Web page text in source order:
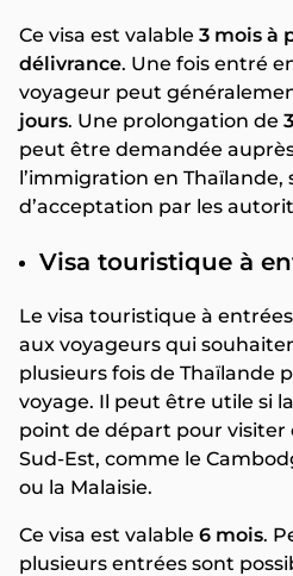
Ce visa est valable 3 mois à
délivrance. Une fois entré
voyageur peut
jours. Une prolongation de
peut être demandée
l’immigration en Thaïlande,
d’acceptation par les
Visa touristique à
Le visa touristique à
aux voyageurs qui
plusieurs fois de Thaïlande
voyage. Il peut être utile si
point de départ pour visiter
Sud-Est, comme le
ou la Malaisie.
Ce visa est valable 6 mois.
plusieurs entrées sont